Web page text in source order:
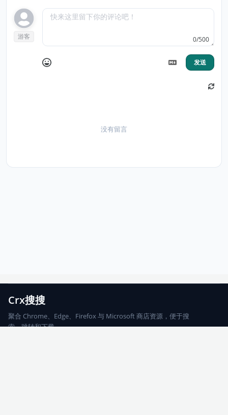
游客 0/500
发送
没有留言
Crx搜搜
聚合 Chrome、Edge、Firefox 与 Microsoft 商店资源，便于搜
索、跳转和下载。